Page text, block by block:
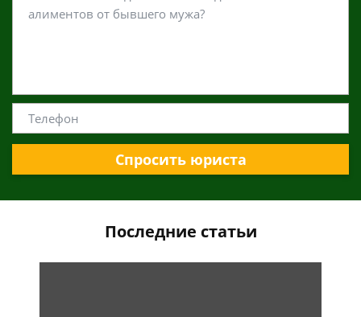
Спросить юриста
Последние статьи